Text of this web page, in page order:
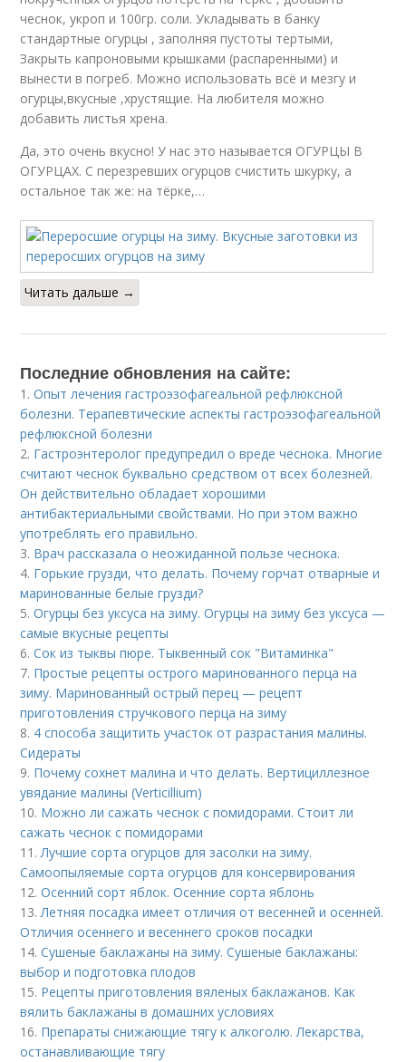
чеснок, укроп и 100гр. соли. Укладывать в банку
стандартные огурцы , заполняя пустоты тертыми,
Закрыть капроновыми крышками (распаренными) и
вынести в погреб. Можно использовать всё и мезгу и
огурцы,вкусные ,хрустящие. На любителя можно
добавить листья хрена.
Да, это очень вкусно! У нас это называется ОГУРЦЫ В
ОГУРЦАХ. С перезревших огурцов счистить шкурку, а
остальное так же: на тёрке,…
Читать дальше →
Последние обновления на сайте:
1.Опыт лечения гастроэзофагеальной рефлюксной
болезни. Терапевтические аспекты гастроэзофагеальной
рефлюксной болезни
2. Гастроэнтеролог предупредил о вреде чеснока. Многие
считают чеснок буквально средством от всех болезней.
Он действительно обладает хорошими
антибактериальными свойствами. Но при этом важно
употреблять его правильно.
3. Врач рассказала о неожиданной пользе чеснока.
4. Горькие грузди, что делать. Почему горчат отварные и
маринованные белые грузди?
5.Огурцы без уксуса на зиму. Огурцы на зиму без уксуса —
самые вкусные рецепты
6.Сок из тыквы пюре. Тыквенный сок "Витаминка"
7. Простые рецепты острого маринованного перца на
зиму. Маринованный острый перец — рецепт
приготовления стручкового перца на зиму
8. 4 способа защитить участок от разрастания малины.
Сидераты
9. Почему сохнет малина и что делать. Вертициллезное
увядание малины (Verticillium)
10. Можно ли сажать чеснок с помидорами. Стоит ли
сажать чеснок с помидорами
11.Лучшие сорта огурцов для засолки на зиму.
Самоопыляемые сорта огурцов для консервирования
12.Осенний сорт яблок. Осенние сорта яблонь
13.Летняя посадка имеет отличия от весенней и осенней.
Отличия осеннего и весеннего сроков посадки
14.Сушеные баклажаны на зиму. Сушеные баклажаны:
выбор и подготовка плодов
15. Рецепты приготовления вяленых баклажанов. Как
вялить баклажаны в домашних условиях
16. Препараты снижающие тягу к алкоголю. Лекарства,
останавливающие тягу